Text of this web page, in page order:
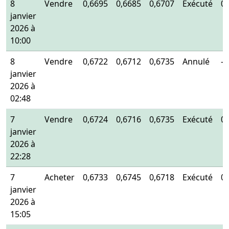
8
janvier
2026 à
10:00
Vendre 0,6695 0,6685 0,6707 Exécuté
8
janvier
2026 à
02:48
Vendre 0,6722 0,6712 0,6735 Annulé -
7
janvier
2026 à
22:28
Vendre 0,6724 0,6716 0,6735 Exécuté
7
janvier
2026 à
15:05
Acheter 0,6733 0,6745 0,6718 Exécuté